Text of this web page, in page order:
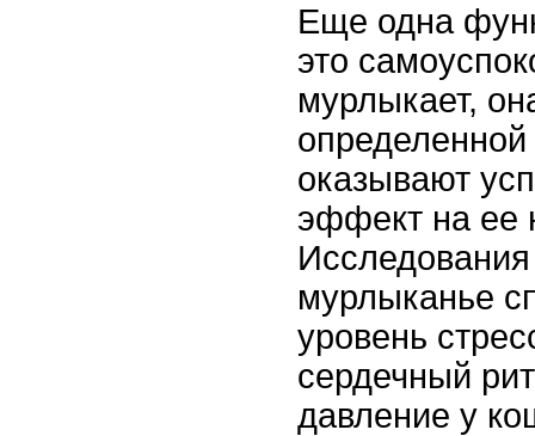
Еще одна
это
мурлыкает,
определенной
оказывают
эффект на ее
мурлыканье
уровень
сердечный
давление у